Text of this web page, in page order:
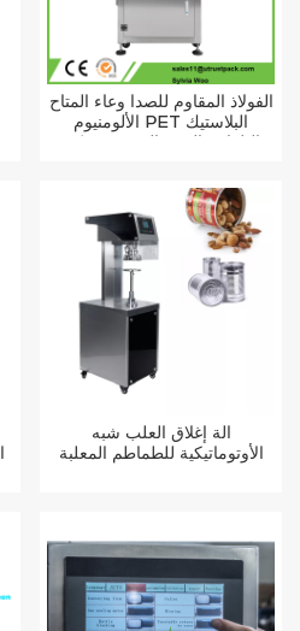
الفولاذ المقاوم للصدأ وعاء المتاح
الألومنيوم PET البلاستيك
آلة إغلاق العلب شبه
الأوتوماتيكية للطماطم المعلبة